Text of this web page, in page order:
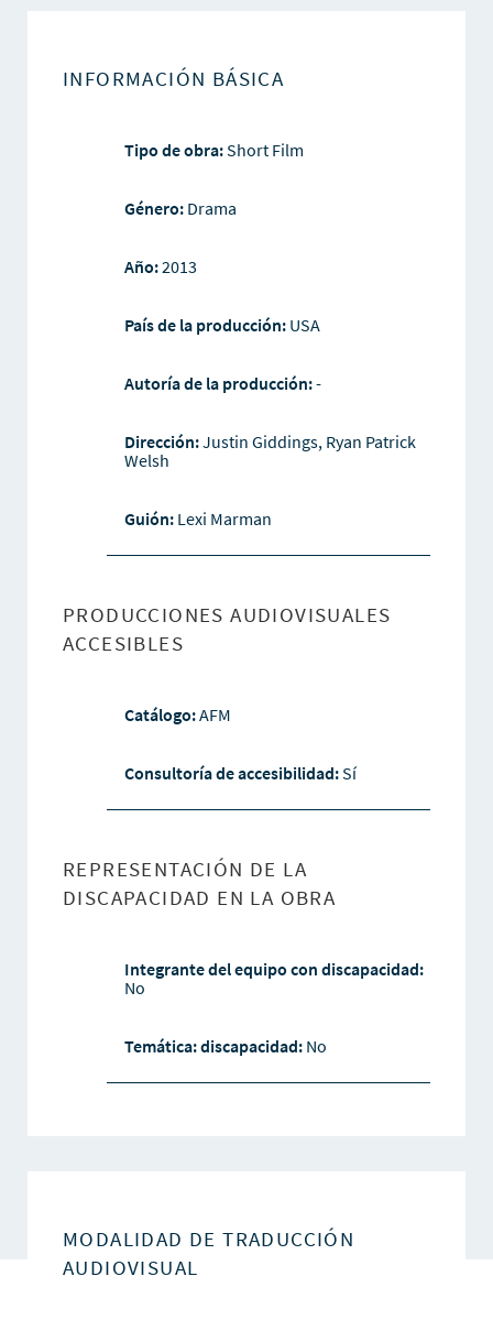
INFORMACIÓN BÁSICA
Tipo de obra:Short Film
Género:Drama
Año:2013
País de la producción: USA
Autoría de la producción:-
Dirección:Justin Giddings, Ryan Patrick
Welsh
Guión: Lexi Marman
PRODUCCIONES AUDIOVISUALES
ACCESIBLES
Catálogo:AFM
Consultoría de accesibilidad:Sí
REPRESENTACIÓN DE LA
DISCAPACIDAD EN LA OBRA
Integrante del equipo con discapacidad:
No
Temática: discapacidad: No
MODALIDAD DE TRADUCCIÓN
AUDIOVISUAL